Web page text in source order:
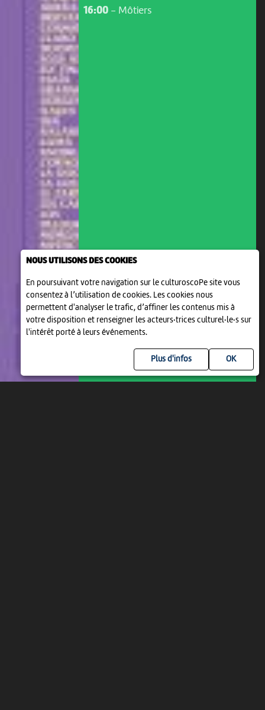
NOUS UTILISONS DES COOKIES
En poursuivant votre navigation sur le culturoscoPe site vous
consentez à l’utilisation de cookies. Les cookies nous
permettent d'analyser le trafic, d’affiner les contenus mis à
votre disposition et renseigner les acteurs·trices culturel·le·s sur
l'intérêt porté à leurs événements.
Plus d'infos
16:00- Môtiers